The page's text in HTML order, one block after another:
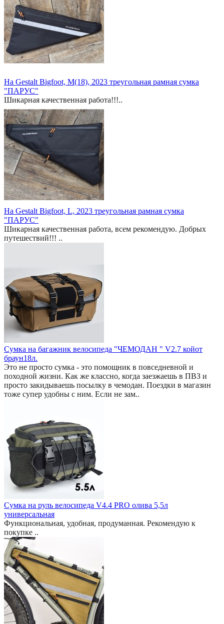
На Gestalt Bigfoot, M(18), 2023 треугольная рамная сумка
"ПАРУС"
Шикарная качественная работа!!!..
На Gestalt Bigfoot, L, 2023 треугольная рамная сумка
"ПАРУС"
Шикарная качественная работа, всем рекомендую. Добрых
путешествий!!! ..
Сумка на багажник велосипеда "ЧЕМОДАН " V2.7 койот
браун18л.
Это не просто сумка - это помощник в повседневной и
походной жизни. Как же классно, когда заезжаешь в ПВЗ и
просто закидываешь посылку в чемодан. Поездки в магазин
тоже супер удобны с ним. Если не зам..
Сумка на руль велосипеда V4.4 PRO олива 5,5л
универсальная
Функциональная, удобная, продуманная. Рекомендую к
покупке ..